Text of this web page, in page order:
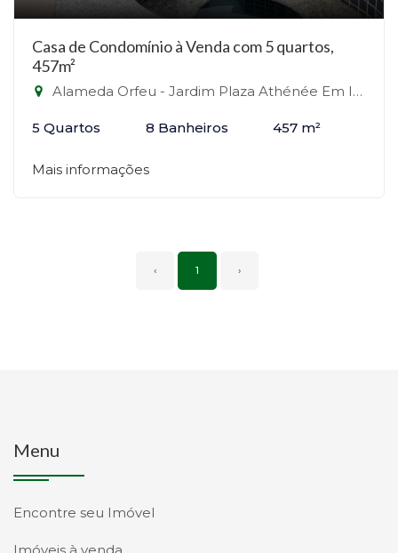
Casa de Condomínio à Venda com 5 quartos,
457m²
Alameda Orfeu - Jardim Plaza Athénée Em Itu, Itu-SP
5 Quartos 8 Banheiros 457 m²
Mais informações
‹ 1 ›
Menu
Encontre seu Imóvel